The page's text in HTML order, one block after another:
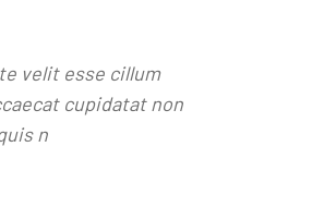
velit esse cillum
cupidatat non
n